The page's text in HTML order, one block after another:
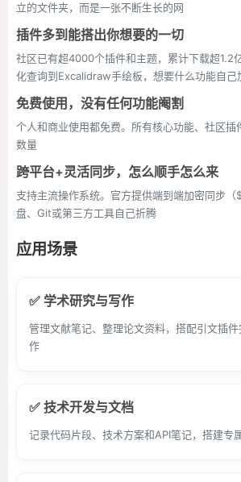
立的文件夹，而是一张不断生长的网
插件多到能搭出你想要的一切
社区已有超4000个插件和主题，累计下载超1.2
化查询到Excalidraw手绘板，想要什么功能自己
免费使用，没有任何功能阉割
个人和商业使用都免费。所有核心功能、社区插
数量
跨平台+灵活同步，怎么顺手怎么来
支持主流操作系统。官方提供端到端加密同步
盘、Git或第三方工具自己折腾
应用场景
✅ 学术研究与写作
管理文献笔记、整理论文资料，搭配引文插
作
✅ 技术开发与文档
记录代码片段、技术方案和API笔记，搭建专